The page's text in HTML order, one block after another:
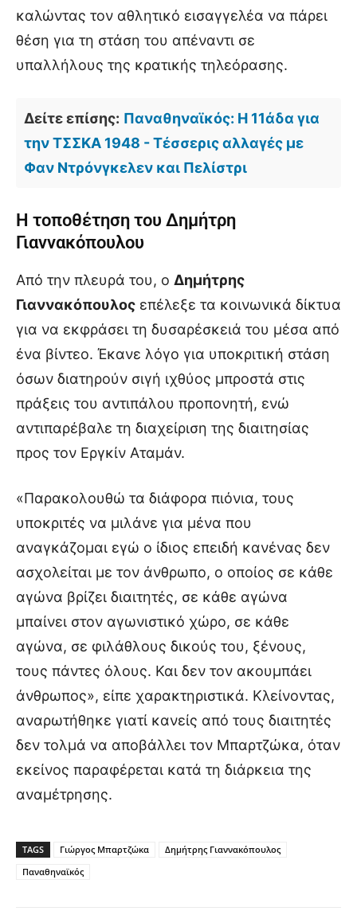
καλώντας τον αθλητικό εισαγγελέα να πάρει
θέση για τη στάση του απέναντι σε
υπαλλήλους της κρατικής τηλεόρασης.
Δείτε επίσης: Παναθηναϊκός: Η 11άδα για
την ΤΣΣΚΑ 1948 - Τέσσερις αλλαγές με
Φαν Ντρόνγκελεν και Πελίστρι
Η τοποθέτηση του Δημήτρη
Γιαννακόπουλου
Από την πλευρά του, ο Δημήτρης
Γιαννακόπουλος επέλεξε τα κοινωνικά δίκτυα
για να εκφράσει τη δυσαρέσκειά του μέσα από
ένα βίντεο. Έκανε λόγο για υποκριτική στάση
όσων διατηρούν σιγή ιχθύος μπροστά στις
πράξεις του αντιπάλου προπονητή, ενώ
αντιπαρέβαλε τη διαχείριση της διαιτησίας
προς τον Εργκίν Αταμάν.
«Παρακολουθώ τα διάφορα πιόνια, τους
υποκριτές να μιλάνε για μένα που
αναγκάζομαι εγώ ο ίδιος επειδή κανένας δεν
ασχολείται με τον άνθρωπο, ο οποίος σε κάθε
αγώνα βρίζει διαιτητές, σε κάθε αγώνα
μπαίνει στον αγωνιστικό χώρο, σε κάθε
αγώνα, σε φιλάθλους δικούς του, ξένους,
τους πάντες όλους. Και δεν τον ακουμπάει
άνθρωπος», είπε χαρακτηριστικά. Κλείνοντας,
αναρωτήθηκε γιατί κανείς από τους διαιτητές
δεν τολμά να αποβάλλει τον Μπαρτζώκα, όταν
εκείνος παραφέρεται κατά τη διάρκεια της
αναμέτρησης.
TAGS Γιώργος Μπαρτζώκα
Δημήτρης Γιαννακόπουλος
Παναθηναϊκός